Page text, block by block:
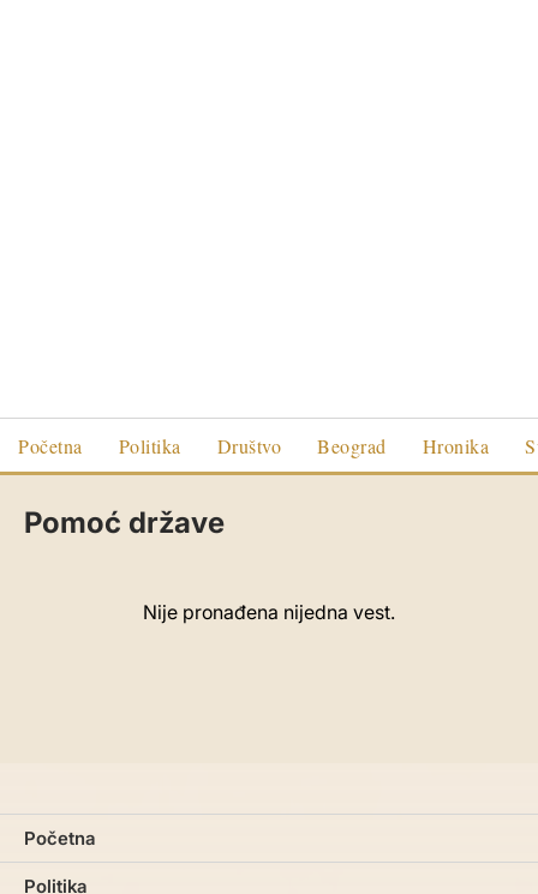
Početna Politika Društvo Beograd Hronika
Pomoć države
Nije pronađena nijedna vest.
Početna
Politika